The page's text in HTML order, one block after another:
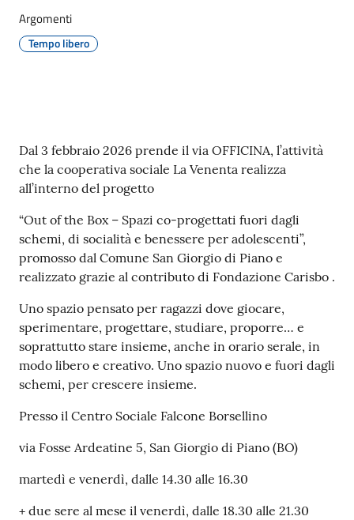
b
o
P
r
n
l
i
n
Tutti
gli
argomenti...
Seguici
Argomenti
Tempo libero
Contenuto
Dal 3 febbraio 2026 prende il via OFFICINA, l’attività
che la cooperativa sociale La Venenta realizza
all’interno del progetto
“Out of the Box – Spazi co-progettati fuori dagli
schemi, di socialità e benessere per adolescenti”,
promosso dal Comune San Giorgio di Piano e
realizzato grazie al contributo di Fondazione Carisbo .
Uno spazio pensato per ragazzi dove giocare,
sperimentare, progettare, studiare, proporre… e
soprattutto stare insieme, anche in orario serale, in
modo libero e creativo. Uno spazio nuovo e fuori dagli
schemi, per crescere insieme.
Presso il Centro Sociale Falcone Borsellino
via Fosse Ardeatine 5, San Giorgio di Piano (BO)
martedì e venerdì, dalle 14.30 alle 16.30
+ due sere al mese il venerdì, dalle 18.30 alle 21.30